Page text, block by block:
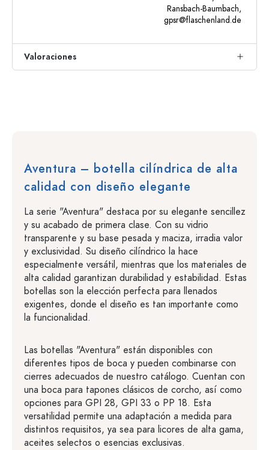
Ransbach-Baumbach,
gpsr@flaschenland.de
Valoraciones
Aventura – botella cilíndrica de alta
calidad con diseño elegante
La serie "Aventura" destaca por su elegante sencillez
y su acabado de primera clase. Con su vidrio
transparente y su base pesada y maciza, irradia valor
y exclusividad. Su diseño cilíndrico la hace
especialmente versátil, mientras que los materiales de
alta calidad garantizan durabilidad y estabilidad. Estas
botellas son la elección perfecta para llenados
exigentes, donde el diseño es tan importante como
la funcionalidad.
Las botellas "Aventura" están disponibles con
diferentes tipos de boca y pueden combinarse con
cierres adecuados de nuestro catálogo. Cuentan con
una boca para tapones clásicos de corcho, así como
opciones para GPI 28, GPI 33 o PP 18. Esta
versatilidad permite una adaptación a medida para
distintos requisitos, ya sea para licores de alta gama,
aceites selectos o esencias exclusivas.